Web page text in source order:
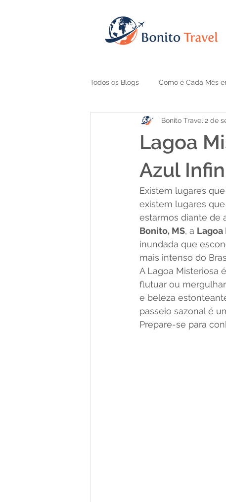
Todos os Blogs Como é Cada Mês
Guia e Sugestão de Pacotes
Lagoa
Azul
Bonito Travel 2 de
Existem lugares
existem lugares
estarmos diante de
Bonito, MS, a Lagoa
inundada que
mais intenso do
A Lagoa Misteriosa
flutuar ou
e beleza
passeio sazonal é
Prepare-se para